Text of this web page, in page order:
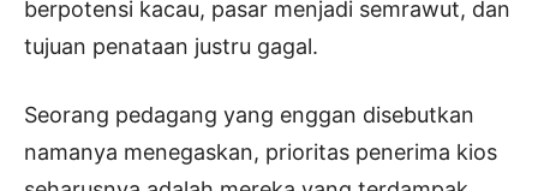
berpotensi kacau, pasar menjadi semrawut, dan
tujuan penataan justru gagal.
Seorang pedagang yang enggan disebutkan
namanya menegaskan, prioritas penerima kios